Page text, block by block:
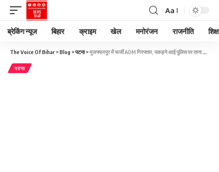
Aa
ब्रेकिंग न्यूज बिहार क्राइम खेल मनोरंजन राजनीति
The Voice Of Bihar >Blog >पटना>मुजफ्फरपुर में फर्जी ADM गिरफ्तार, पकड़ने आई पुलिस पर ताना नकली पिस्टल, रौब दिखकर विधवा से शादी की और रुपए ऐंठने लगा
पटना